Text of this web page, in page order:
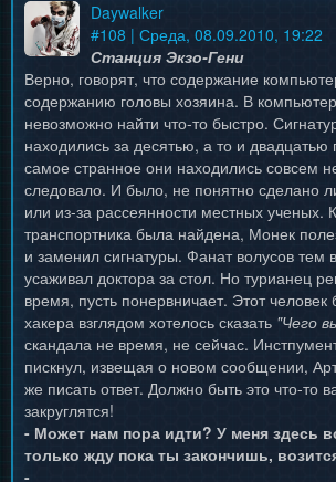
Daywalker
#108 | Среда, 08.09.2010, 19:22
Станция Экзо-Гени
Верно, говорят, что содержание
содержанию головы хозяина. В
невозможно найти что-то быстро.
находились за десятью, а то и двадцатью
самое странное они находились совсем
следовало. И было, не понятно сделано
или из-за рассеянности местных ученых.
транспортника была найдена, Монек
и заменил сигнатуры. Фанат волусов тем
усаживал доктора за стол. Но турианец
время, пусть понервничает. Этот человек
хакера взглядом хотелось сказать "Чего
скандала не время, не сейчас.
пискнул, извещая о новом сообщении,
же писать ответ. Должно быть это что-то
закруглятся!
- Может нам пора идти? У меня здесь
только жду пока ты закончишь,
-